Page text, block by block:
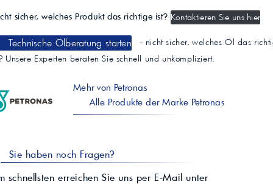
sicher, welches Produkt das richtige ist? Kontaktieren Sie uns hier
Technische Ölberatung starten
- nicht sicher, welches Öl das
Unsere Experten beraten Sie schnell und unkompliziert.
Mehr von Petronas
Alle Produkte der Marke Petronas
Sie haben noch Fragen?
schnellsten erreichen Sie uns per E-Mail unter